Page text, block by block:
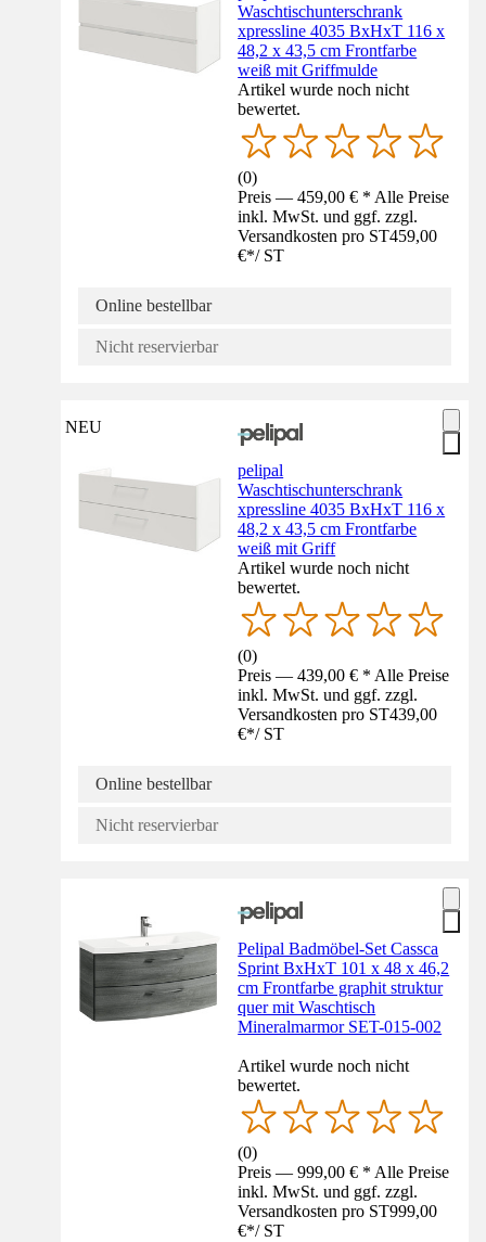
Waschtischunterschrank
xpressline 4035 BxHxT 116 x
48,2 x 43,5 cm Frontfarbe
weiß mit Griffmulde
Artikel wurde noch nicht
bewertet.
(0)
Preis — 459,00 € * Alle Preise
inkl. MwSt. und ggf. zzgl.
Versandkosten pro ST459,00
€*/ ST
Online bestellbar
Nicht reservierbar
NEU
pelipal
Waschtischunterschrank
xpressline 4035 BxHxT 116 x
48,2 x 43,5 cm Frontfarbe
weiß mit Griff
Artikel wurde noch nicht
bewertet.
(0)
Preis — 439,00 € * Alle Preise
inkl. MwSt. und ggf. zzgl.
Versandkosten pro ST439,00
€*/ ST
Online bestellbar
Nicht reservierbar
Pelipal Badmöbel-Set Cassca
Sprint BxHxT 101 x 48 x 46,2
cm Frontfarbe graphit struktur
quer mit Waschtisch
Mineralmarmor SET-015-002
Artikel wurde noch nicht
bewertet.
(0)
Preis — 999,00 € * Alle Preise
inkl. MwSt. und ggf. zzgl.
Versandkosten pro ST999,00
€*/ ST